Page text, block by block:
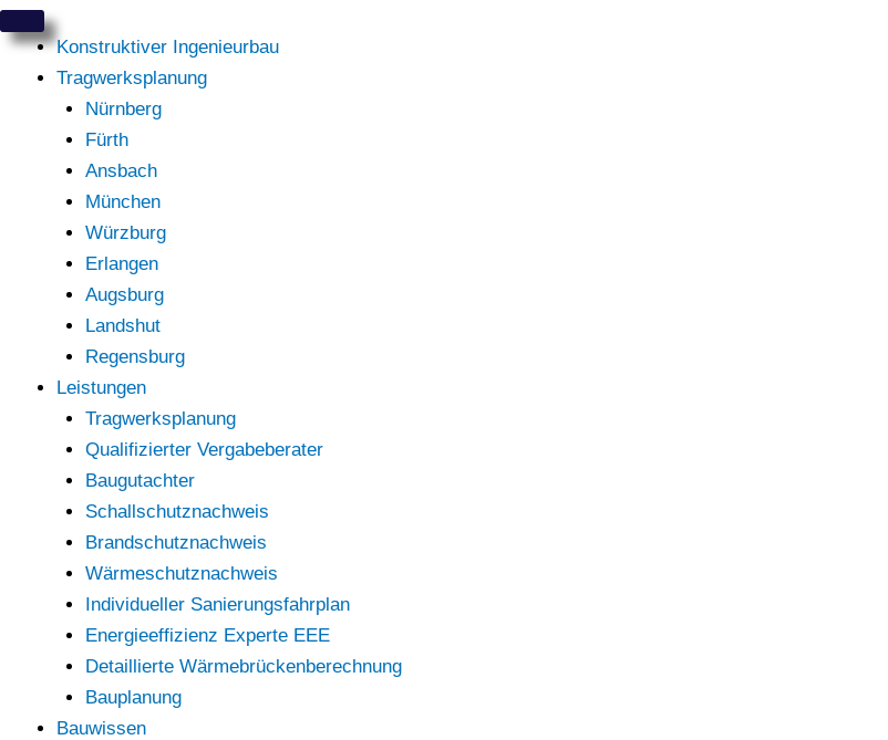
Konstruktiver Ingenieurbau
Tragwerksplanung
Nürnberg
Fürth
Ansbach
München
Würzburg
Erlangen
Augsburg
Landshut
Regensburg
Leistungen
Tragwerksplanung
Qualifizierter Vergabeberater
Baugutachter
Schallschutznachweis
Brandschutznachweis
Wärmeschutznachweis
Individueller Sanierungsfahrplan
Energieeffizienz Experte EEE
Detaillierte Wärmebrückenberechnung
Bauplanung
Bauwissen
Zum
Inhalt
springen